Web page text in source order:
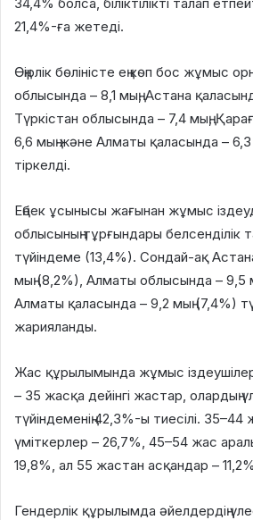
21,4%-ға жетеді.
Өңірлік бөліністе ең көп бос жұмыс
облысында – 8,1 мың, Астана
Түркістан облысында – 7,4 мың,
6,6 мың және Алматы қаласында – 6,3
тіркелді.
Еңбек ұсынысы жағынан жұмыс
облысының тұрғындары белсенділік
түйіндеме (13,4%). Сондай-ақ
мың (8,2%), Алматы облысында – 9,5
Алматы қаласында – 9,2 мың (7,4%)
жарияланды.
Жас құрылымында жұмыс
– 35 жасқа дейінгі жастар, олардың
түйіндеменің 42,3%-ы тиесілі.
үміткерлер – 26,7%, 45–54 жас
19,8%, ал 55 жастан асқандар –
Гендерлік құрылымда әйелдердің